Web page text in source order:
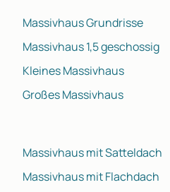
Massivhaus Grundrisse
Massivhaus 1,5 geschossig
Kleines Massivhaus
Großes Massivhaus
Massivhaus mit Satteldach
Massivhaus mit Flachdach